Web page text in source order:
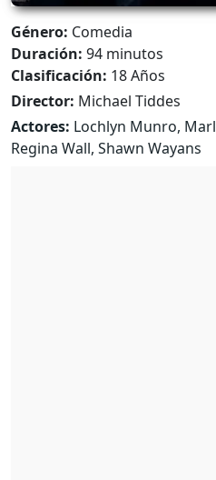
Género: Comedia
Duración: 94 minutos
Clasificación: 18 Años
Director: Michael Tiddes
Actores: Lochlyn Munro,
Regina Wall, Shawn Wayans